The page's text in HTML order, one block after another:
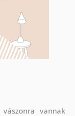
vannak